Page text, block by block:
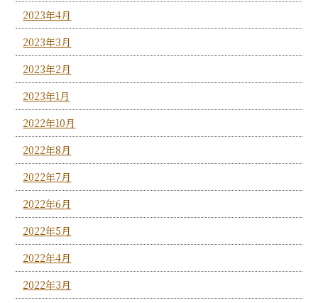
2023年4月
2023年3月
2023年2月
2023年1月
2022年10月
2022年8月
2022年7月
2022年6月
2022年5月
2022年4月
2022年3月